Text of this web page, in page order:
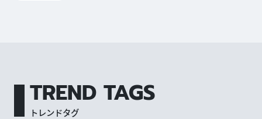
TREND TAGS
トレンドタグ